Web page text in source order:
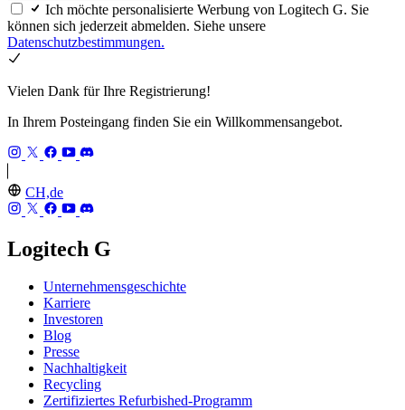
Ich möchte personalisierte Werbung von Logitech G. Sie
können sich jederzeit abmelden. Siehe unsere
Datenschutzbestimmungen.
Vielen Dank für Ihre Registrierung!
In Ihrem Posteingang finden Sie ein Willkommensangebot.
CH,de
Logitech G
Unternehmensgeschichte
Karriere
Investoren
Blog
Presse
Nachhaltigkeit
Recycling
Zertifiziertes Refurbished-Programm